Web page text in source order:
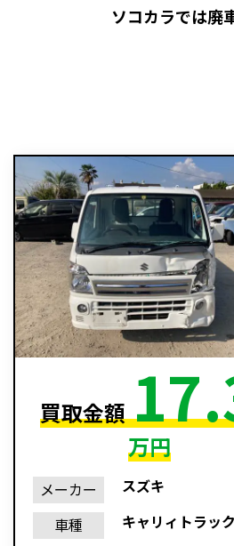
ソコカラでは廃
買取金額
万円
メーカー
スズキ
車種
キャリィトラック